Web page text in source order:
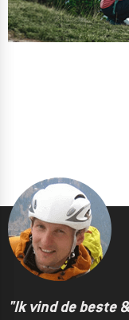
"Ik vind de beste